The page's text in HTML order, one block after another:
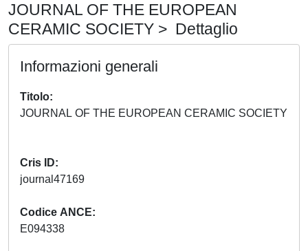
JOURNAL OF THE EUROPEAN
CERAMIC SOCIETY > Dettaglio
Informazioni generali
Titolo
JOURNAL OF THE EUROPEAN CERAMIC SOCIETY
Cris ID
Codice ANCE